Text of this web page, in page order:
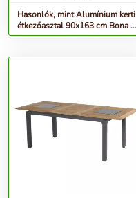
Hasonlók, mint Alumínium kerti
étkezőasztal 90x163 cm Bona –
Kave Home